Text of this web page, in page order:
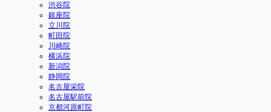
渋谷院
銀座院
立川院
町田院
川崎院
横浜院
新潟院
静岡院
名古屋栄院
名古屋駅前院
京都河原町院